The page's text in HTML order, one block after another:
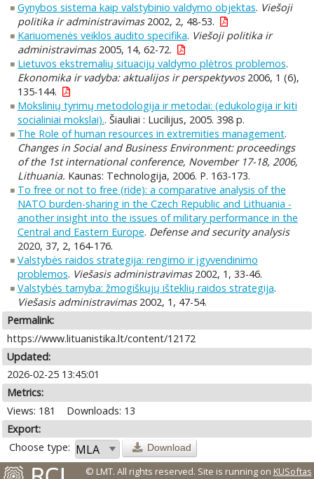
Gynybos sistema kaip valstybinio valdymo objektas. Viešoji
politika ir administravimas2002, 2, 48-53.
Kariuomenės veiklos audito specifika. Viešoji politika ir
administravimas2005, 14, 62-72.
Lietuvos ekstremalių situacijų valdymo plėtros problemos.
Ekonomika ir vadyba: aktualijos ir perspektyvos2006, 1 (6),
135-144.
Mokslinių tyrimų metodologija ir metodai: (edukologija ir kiti
socialiniai mokslai).. Šiauliai : Lucilijus, 2005. 398 p.
The Role of human resources in extremities management.
Changes in Social and Business Environment: proceedings
of the 1st international conference, November 17-18, 2006,
Lithuania. Kaunas: Technologija, 2006. P. 163-173.
To free or not to free (ride): a comparative analysis of the
NATO burden-sharing in the Czech Republic and Lithuania -
another insight into the issues of military performance in the
Central and Eastern Europe. Defense and security analysis
2020, 37, 2, 164-176.
Valstybės raidos strategija: rengimo ir įgyvendinimo
problemos. Viešasis administravimas2002, 1, 33-46.
Valstybės tarnyba: žmogiškųjų išteklių raidos strategija.
Viešasis administravimas2002, 1, 47-54.
Permalink:
https://www.lituanistika.lt/content/12172
Updated:
2026-02-25 13:45:01
Metrics:
Views: 181
Downloads: 13
Export:
Choose type:
Download
© LMT. All rights reserved. Site is running on KUSoftas